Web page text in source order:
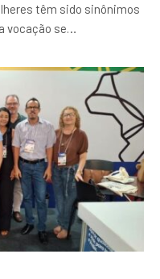
têm sido sinônimos
vocação se…